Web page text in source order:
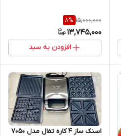
15,000,000
8%
13,745,000
افزودن به سبد
اسنک ساز ۴ کاره تفال مدل 7050